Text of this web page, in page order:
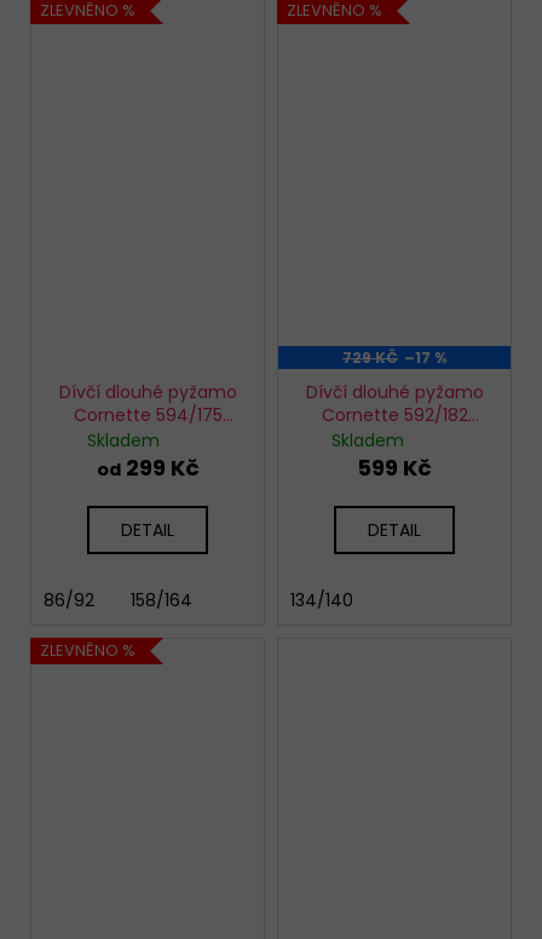
ZLEVNĚNO %
Dívčí dlouhé pyžamo
Cornette 594/175
Home
Skladem
od299 Kč
DETAIL
86/92 158/164
ZLEVNĚNO %
729 KČ –17 %
Dívčí dlouhé pyžamo
Cornette 592/182
Christmas Tree
Skladem
599 Kč
DETAIL
134/140
ZLEVNĚNO %